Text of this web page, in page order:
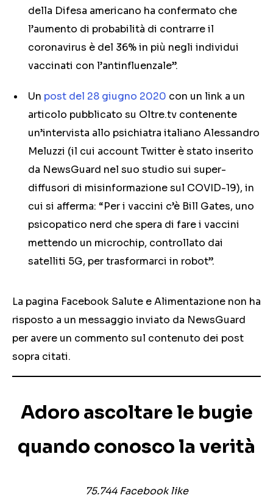
della Difesa americano ha confermato che
l’aumento di probabilità di contrarre il
coronavirus è del 36% in più negli individui
vaccinati con l’antinfluenzale”.
Un post del 28 giugno 2020 con un link a un
articolo pubblicato su Oltre.tv contenente
un’intervista allo psichiatra italiano Alessandro
Meluzzi (il cui account Twitter è stato inserito
da NewsGuard nel suo studio sui super-
diffusori di misinformazione sul COVID-19), in
cui si afferma: “Per i vaccini c’è Bill Gates, uno
psicopatico nerd che spera di fare i vaccini
mettendo un microchip, controllato dai
satelliti 5G, per trasformarci in robot”.
La pagina Facebook Salute e Alimentazione non ha
risposto a un messaggio inviato da NewsGuard
per avere un commento sul contenuto dei post
sopra citati.
Adoro ascoltare le bugie
quando conosco la verità
75.744 Facebook like